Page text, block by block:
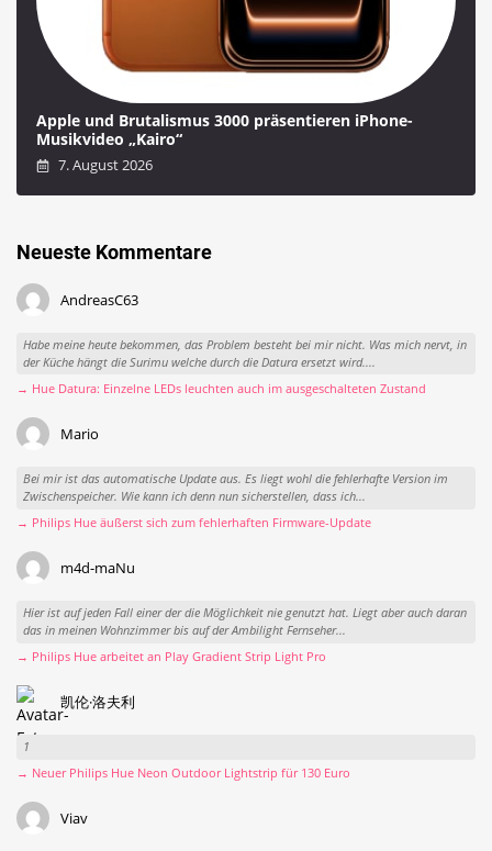
Apple und Brutalismus 3000 präsentieren iPhone-
Musikvideo „Kairo“
7. August 2026
Neueste Kommentare
AndreasC63
Habe meine heute bekommen, das Problem besteht bei mir nicht. Was mich nervt, in
der Küche hängt die Surimu welche durch die Datura ersetzt wird....
→ Hue Datura: Einzelne LEDs leuchten auch im ausgeschalteten Zustand
Mario
Bei mir ist das automatische Update aus. Es liegt wohl die fehlerhafte Version im
Zwischenspeicher. Wie kann ich denn nun sicherstellen, dass ich...
→ Philips Hue äußerst sich zum fehlerhaften Firmware-Update
m4d-maNu
Hier ist auf jeden Fall einer der die Möglichkeit nie genutzt hat. Liegt aber auch daran
das in meinen Wohnzimmer bis auf der Ambilight Fernseher...
→ Philips Hue arbeitet an Play Gradient Strip Light Pro
凯伦·洛夫利
1
→ Neuer Philips Hue Neon Outdoor Lightstrip für 130 Euro
Viav